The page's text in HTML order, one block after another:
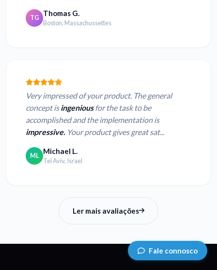
TG Thomas G.
Boston, Massachussettes
Very impressed of your product. The general
concept isingeniousfor the task to be
accomplished and the implementation is
impressive. Your product gives great sat...
ML Michael L.
Tel Aviv, Israel
Ler mais avaliações
Fale connosco